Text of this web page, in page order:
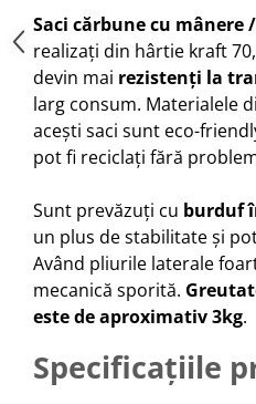
Saci cărbune cu mânere
realizați din hârtie kraft
devin mai rezistenți la
larg consum. Materialele
acești saci sunt eco-
pot fi reciclați fără
Sunt prevăzuți cu burduf
un plus de stabilitate și
Având pliurile laterale
mecanică sporită.
este de aproximativ 3kg.
Specificațiile